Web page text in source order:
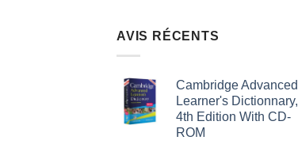
AVIS RÉCENTS
Cambridge Advanced
Learner's Dictionnary,
4th Edition With CD-
ROM